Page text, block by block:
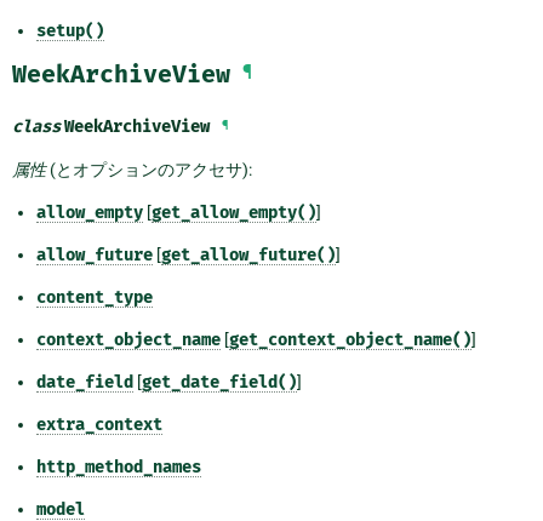
setup()
WeekArchiveView ¶
classWeekArchiveView ¶
属性(とオプションのアクセサ):
allow_empty [get_allow_empty()]
allow_future [get_allow_future()]
content_type
context_object_name [get_context_object_name()]
date_field [get_date_field()]
extra_context
http_method_names
model